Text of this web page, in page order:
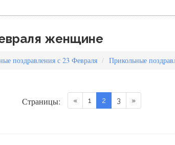
женщине
поздравления с 23 Февраля Прикольные
Страницы: « 1 2 3 »